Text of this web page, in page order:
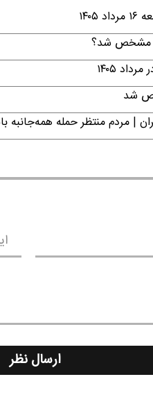
مشخص شد؟
۱۴۰۵
شد
| مردم منتظر حمله همه‌جانبه
ارسال نظر